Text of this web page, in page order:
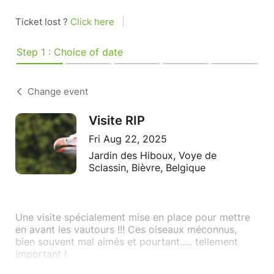
Ticket lost ? Click here
Step 1 : Choice of date
Change event
Visite RIP
Fri Aug 22, 2025
Jardin des Hiboux, Voye de
Sclassin, Bièvre, Belgique
Une visite spécialement mise en place pour mettre
en avant les vautours !!! Ces oiseaux méconnus,
bien souvent mal aimés et pourtant..... tellement
important !